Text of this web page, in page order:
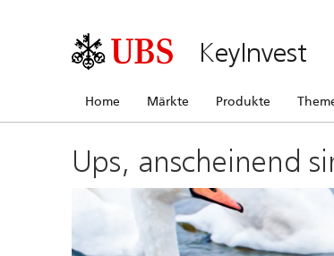
KeyInvest
Home Märkte Produkte
Ups, anscheinend